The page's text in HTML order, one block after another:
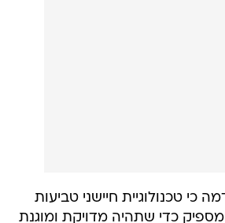
כי טכנולוגיית חיישני טביעות
כדי שתהיה מדויקת ומוגנת